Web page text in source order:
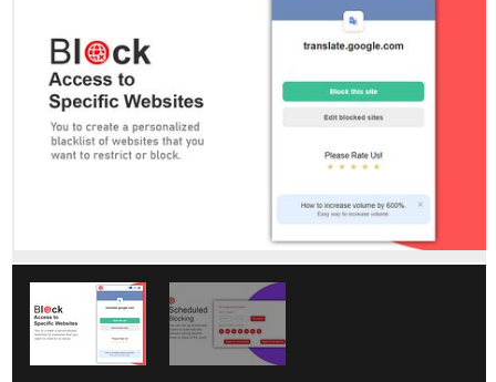
сайтах.
расширения
интернете.